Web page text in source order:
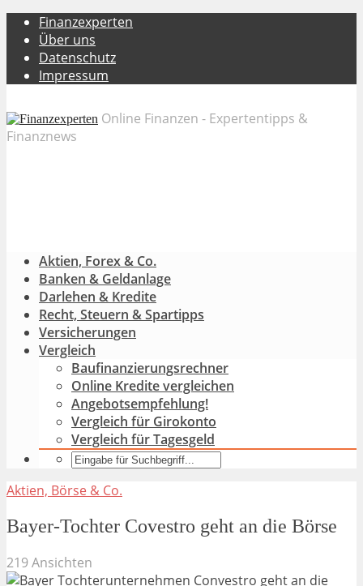
Finanzexperten
Über uns
Datenschutz
Impressum
Online Finanzen - Expertentipps &
Finanznews
Aktien, Forex & Co.
Banken & Geldanlage
Darlehen & Kredite
Recht, Steuern & Spartipps
Versicherungen
Vergleich
Baufinanzierungsrechner
Online Kredite vergleichen
Angebotsempfehlung!
Vergleich für Girokonto
Vergleich für Tagesgeld
Aktien, Börse & Co.
Bayer-Tochter Covestro geht an die Börse
219 Ansichten